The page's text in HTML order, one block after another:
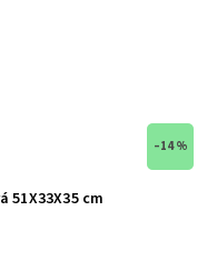
–14 %
51X33X35 cm